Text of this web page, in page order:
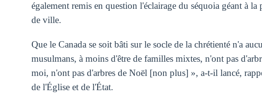
également remis en question l'éclairage du séquoia géant à
de ville.
Que le Canada se soit bâti sur le socle de la chrétienté n'a
musulmans, à moins d'être de familles mixtes, n'ont pas
moi, n'ont pas d'arbres de Noël [non plus] », a-t-il lancé,
de l'Église et de l'État.